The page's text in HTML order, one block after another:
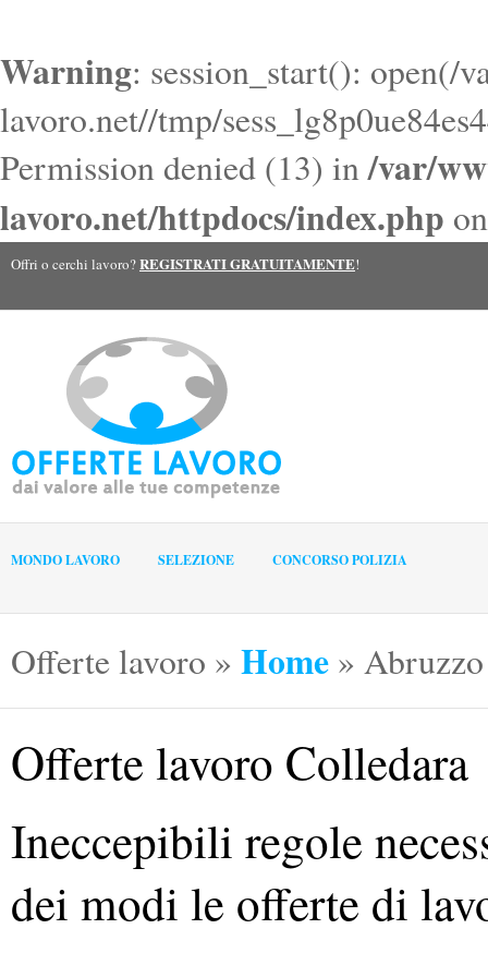
Warning: session_start(): open(/
lavoro.net//tmp/
Permission denied (13) in/var/
lavoro.net/httpdocs/index.php
Offri o cerchi lavoro?REGISTRATI GRATUITAMENTE!
MONDO LAVORO SELEZIONE CONCORSO POLIZIA
Offerte lavoro » Home » Abruzzo
Offerte lavoro Colledara
Ineccepibili regole
dei modi le offerte di